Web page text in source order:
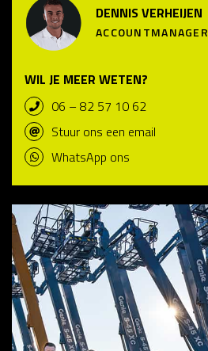
DENNIS VERHEIJEN
ACCOUNTMANAGER
WIL JE MEER WETEN?
06 – 82 57 10 62
Stuur ons een email
WhatsApp ons